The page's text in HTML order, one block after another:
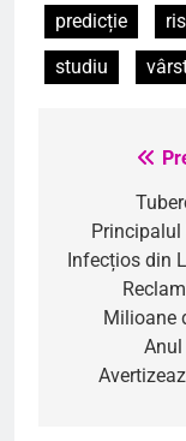
predicție
studiu
Navigare
articole
Principalul
Infecțios din
Milioane
Anul